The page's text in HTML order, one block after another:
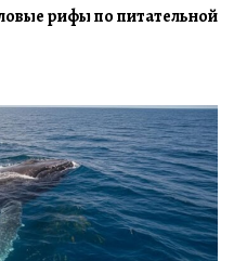
рифы по питательной